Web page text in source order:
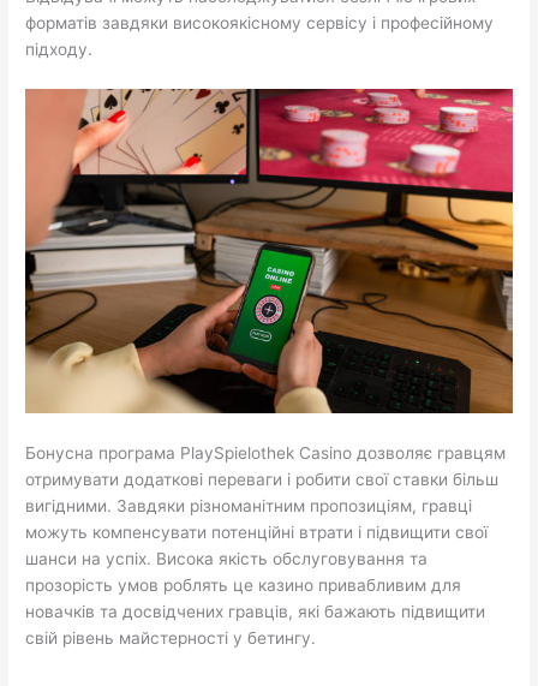
форматів завдяки високоякісному сервісу і професійному
підходу.
Бонусна програма PlaySpielothek Casino дозволяє гравцям
отримувати додаткові переваги і робити свої ставки більш
вигідними. Завдяки різноманітним пропозиціям, гравці
можуть компенсувати потенційні втрати і підвищити свої
шанси на успіх. Висока якість обслуговування та
прозорість умов роблять це казино привабливим для
новачків та досвідчених гравців, які бажають підвищити
свій рівень майстерності у бетингу.